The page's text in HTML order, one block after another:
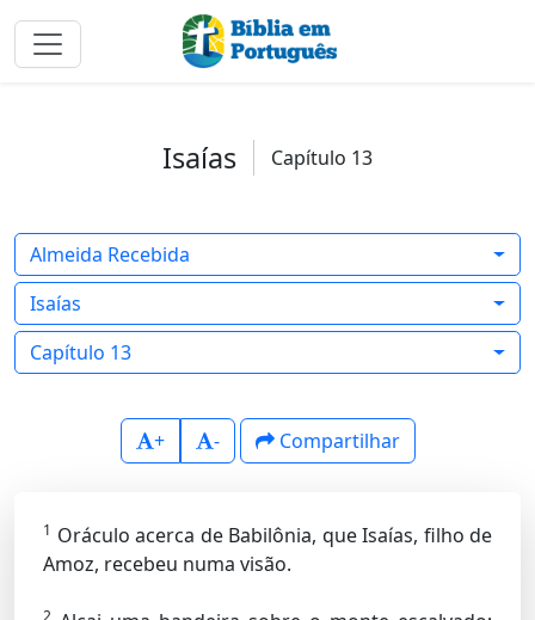
Isaías Capítulo 13
Almeida Recebida
Isaías
Capítulo 13
+ - Compartilhar
1 Oráculo acerca de Babilônia, que Isaías, filho de
Amoz, recebeu numa visão.
2